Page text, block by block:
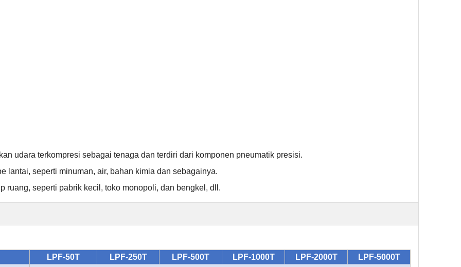
udara terkompresi sebagai tenaga dan terdiri dari komponen pneumatik presisi.
lantai, seperti minuman, air, bahan kimia dan sebagainya.
ruang, seperti pabrik kecil, toko monopoli, dan bengkel, dll.
LPF-50T LPF-250T LPF-500T LPF-1000T LPF-2000T
LPF-5000T